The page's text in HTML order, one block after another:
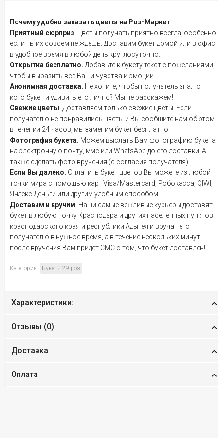
Почему удобно заказать цветы на Роз-Маркет
Приятный сюрприз . Цветы получать приятно всегда, особенно
если ты их совсем не ждёшь. Доставим букет домой или в офис
в удобное время в любой день круглосуточно.
Открытка бесплатно. Добавьте к букету текст с пожеланиями,
чтобы выразить все Ваши чувства и эмоции.
Анонимная доставка. Не хотите, чтобы получатель знал от
кого букет и удивить его лично? Мы не расскажем!
Свежие цветы . Доставляем только свежие цветы. Если
получателю не понравились цветы и Вы сообщите нам об этом
в течении 24 часов, мы заменим букет бесплатно.
Фотография букета. Можем выслать Вам фотографию букета
на электронную почту, ммс или WhatsApp до его доставки. А
также сделать фото вручения (с согласия получателя).
Если Вы далеко. Оплатить букет цветов Вы можете из любой
точки мира с помощью карт Visa/Mastercard, Робокасса, QIWI,
Яндекс.Деньги или другим удобным способом.
Доставим и вручим . Наши самые вежливые курьеры доставят
букет в любую точку Краснодара и других населенных пунктов
краснодарского края и республики Адыгея и вручат его
получателю в нужное время, а в течение нескольких минут
после вручения Вам придет СМС о том, что букет доставлен!
Категории: Букеты 29 роз
Характеристики:
Отзывы (0)
Доставка
Оплата